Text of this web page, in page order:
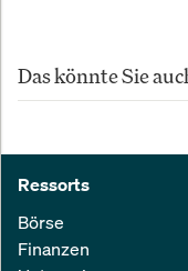
Das könnte Sie
Ressorts
Börse
Finanzen